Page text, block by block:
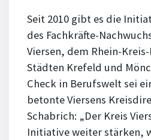
Seit 2010 gibt es die
des Fachkräfte-
Viersen, dem Rhein-
Städten Krefeld und
Check in Berufswelt sei
betonte Viersens
Schabrich: „Der Kreis
Initiative weiter stärken,